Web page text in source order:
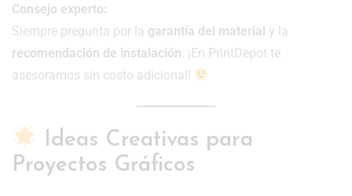
Consejo experto:
Siempre pregunta por la garantía del material y la
recomendación de instalación . ¡En PrintDepot te
asesoramos sin costo adicional!
Ideas Creativas para
Proyectos Gráficos